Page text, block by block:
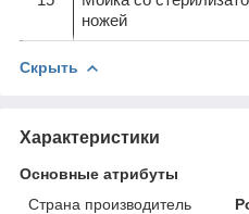
ножей
Скрыть
Характеристики
Основные атрибуты
Страна производитель